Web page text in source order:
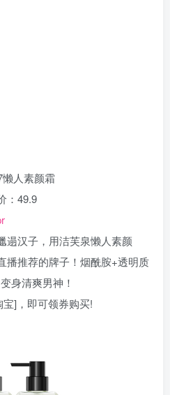
人素颜霜
：49.9
遢汉子，用洁芙泉懒人素颜
播推荐的牌子！烟酰胺+透明质
身清爽男神！
]，即可领券购买!